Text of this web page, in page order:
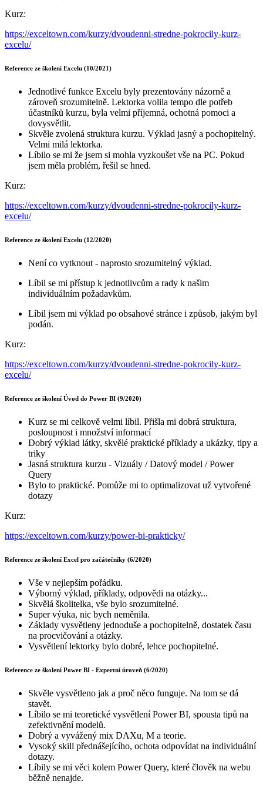
Kurz:
https://exceltown.com/kurzy/dvoudenni-stredne-pokrocily-kurz-
excelu/
Reference ze školení Excelu (10/2021)
Jednotlivé funkce Excelu byly prezentovány názorně a
zároveň srozumitelně. Lektorka volila tempo dle potřeb
účastníků kurzu, byla velmi příjemná, ochotná pomoci a
dovysvětlit.
Skvěle zvolená struktura kurzu. Výklad jasný a pochopitelný.
Velmi milá lektorka.
Líbilo se mi že jsem si mohla vyzkoušet vše na PC. Pokud
jsem měla problém, řešil se hned.
Kurz:
https://exceltown.com/kurzy/dvoudenni-stredne-pokrocily-kurz-
excelu/
Reference ze školení Excelu (12/2020)
Není co vytknout - naprosto srozumitelný výklad.
Líbil se mi přístup k jednotlivcům a rady k našim
individuálním požadavkům.
Líbil jsem mi výklad po obsahové stránce i způsob, jakým byl
podán.
Kurz:
https://exceltown.com/kurzy/dvoudenni-stredne-pokrocily-kurz-
excelu/
Reference ze školení Úvod do Power BI (9/2020)
Kurz se mi celkově velmi líbil. Přišla mi dobrá struktura,
posloupnost i množství informací
Dobrý výklad látky, skvělé praktické příklady a ukázky, tipy a
triky
Jasná struktura kurzu - Vizuály / Datový model / Power
Query
Bylo to praktické. Pomůže mi to optimalizovat už vytvořené
dotazy
Kurz:
https://exceltown.com/kurzy/power-bi-prakticky/
Reference ze školení Excel pro začátečníky (6/2020)
Vše v nejlepším pořádku.
Výborný výklad, příklady, odpovědi na otázky...
Skvělá školitelka, vše bylo srozumitelné.
Super výuka, nic bych neměnila.
Základy vysvětleny jednoduše a pochopitelně, dostatek času
na procvičování a otázky.
Vysvětlení lektorky bylo dobré, lehce pochopitelné.
Reference ze školení Power BI - Expertní úroveň (6/2020)
Skvěle vysvětleno jak a proč něco funguje. Na tom se dá
stavět.
Líbilo se mi teoretické vysvětlení Power BI, spousta tipů na
zefektivnění modelů.
Dobrý a vyvážený mix DAXu, M a teorie.
Vysoký skill přednášejícího, ochota odpovídat na individuální
dotazy.
Líbily se mi věci kolem Power Query, které člověk na webu
běžně nenajde.